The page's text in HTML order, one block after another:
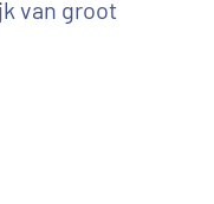
van groot